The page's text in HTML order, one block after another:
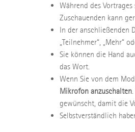
Während des
Zuschauenden kann
In der anschließenden
„Teilnehmer“, „Mehr“
Sie können die Hand
das Wort.
Wenn Sie von dem
Mikrofon anzuschalten
gewünscht, damit die
Selbstverständlich